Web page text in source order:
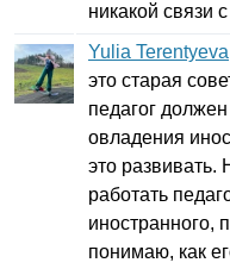
никакой связи
Yulia Terentyeva
это старая
педагог
овладения
это развивать.
работать
иностранного,
понимаю, как